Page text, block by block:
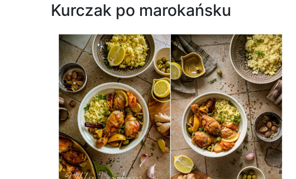
Kurczak po marokańsku